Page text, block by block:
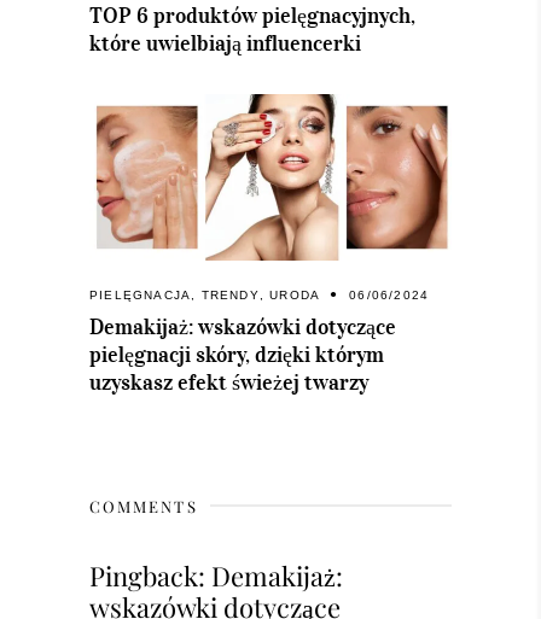
TOP 6 produktów pielęgnacyjnych,
które uwielbiają influencerki
PIELĘGNACJA TRENDY ,URODA 06/06/2024
Demakijaż: wskazówki dotyczące
pielęgnacji skóry, dzięki którym
uzyskasz efekt świeżej twarzy
COMMENTS
Pingback: Demakijaż:
wskazówki dotyczące